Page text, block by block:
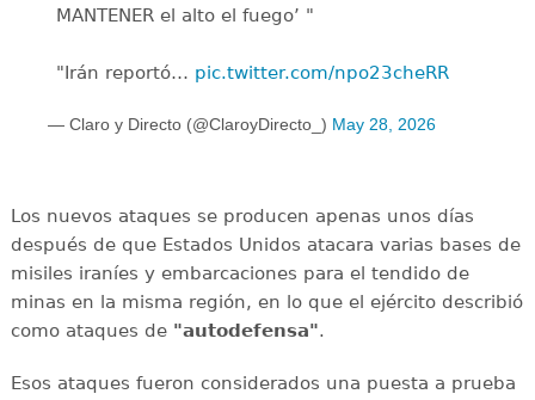
MANTENER el alto el fuego’ "
"Irán reportó… pic.twitter.com/npo23cheRR
— Claro y Directo (@ClaroyDirecto_) May 28, 2026
Los nuevos ataques se producen apenas unos días
después de que Estados Unidos atacara varias bases de
misiles iraníes y embarcaciones para el tendido de
minas en la misma región, en lo que el ejército describió
como ataques de "autodefensa".
Esos ataques fueron considerados una puesta a prueba